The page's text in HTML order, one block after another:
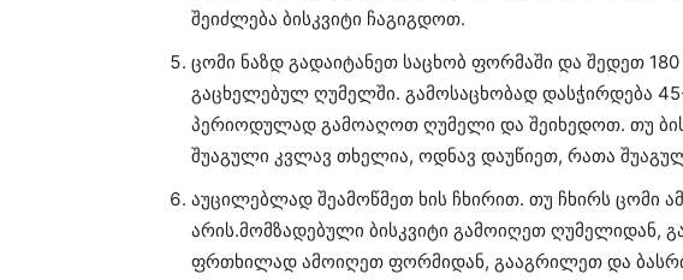
შეიძლება ბისკვიტი ჩაგიგდოთ.
ცომი ნაზდ გადაიტანეთ საცხობ ფორმაში და შედეთ
გაცხელებულ ღუმელში. გამოსაცხობად დასჭირდება
პერიოდულად გამოაღოთ ღუმელი და შეიხედოთ. თუ
შუაგული კვლავ თხელია, ოდნავ დაუწიეთ, რათა
აუცილებლად შეამოწმეთ ხის ჩხირით. თუ ჩხირს ცომი
არის.მომზადებული ბისკვიტი გამოიღეთ ღუმელიდან,
ფრთხილად ამოიღეთ ფორმიდან, გააგრილეთ და